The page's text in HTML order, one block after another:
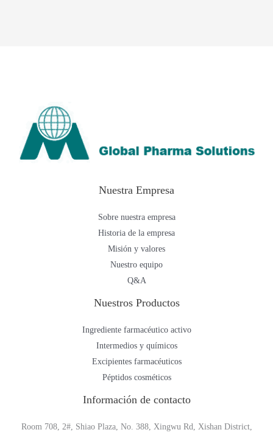
Nuestra Empresa
Sobre nuestra empresa
Historia de la empresa
Misión y valores
Nuestro equipo
Q&A
Nuestros Productos
Ingrediente farmacéutico activo
Intermedios y químicos
Excipientes farmacéuticos
Péptidos cosméticos
Información de contacto
Room 708, 2#, Shiao Plaza, No. 388, Xingwu Rd, Xishan District,